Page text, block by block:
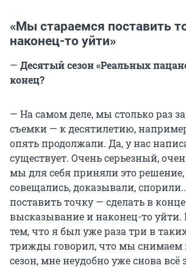
«Мы стараемся поставить
наконец-то уйти»
— Десятый сезон «Реальных
конец?
— На самом деле, мы столько раз
съемки — к десятилетию,
опять продолжали. Да, у нас
существует. Очень серьезный,
мы для себя приняли это
совещались, доказывали,
поставить точку — сделать в
высказывание и наконец-то уйти.
тем, что я был уже раза три в
трижды говорил, что мы снимаем
сезон, мне неудобно уже снова всё